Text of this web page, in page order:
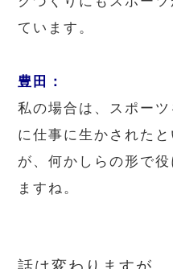
ています。
豊田：
私の場合は、スポー
に仕事に生かされた
が、何かしらの形で
ますね。